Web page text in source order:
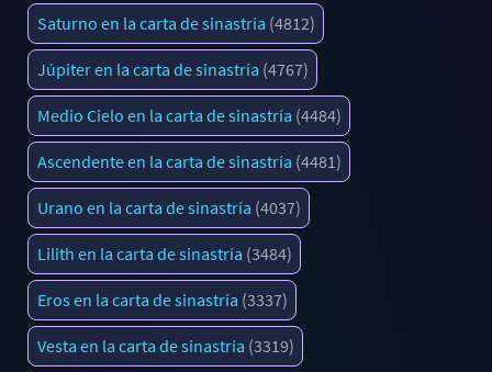
Saturno en la carta de sinastría (4812)
Júpiter en la carta de sinastría (4767)
Medio Cielo en la carta de sinastría (4484)
Ascendente en la carta de sinastría (4481)
Urano en la carta de sinastría (4037)
Lilith en la carta de sinastría (3484)
Eros en la carta de sinastría (3337)
Vesta en la carta de sinastría (3319)